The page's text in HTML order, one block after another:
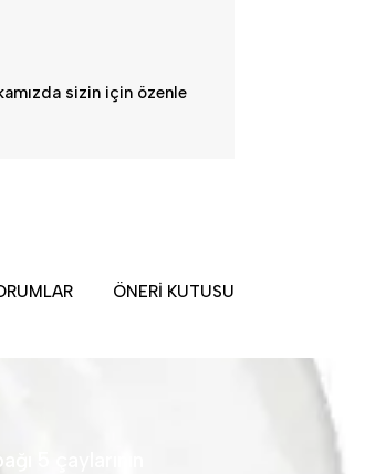
sizin için özenle
ÖNERI KUTUSU
5 çaylarının